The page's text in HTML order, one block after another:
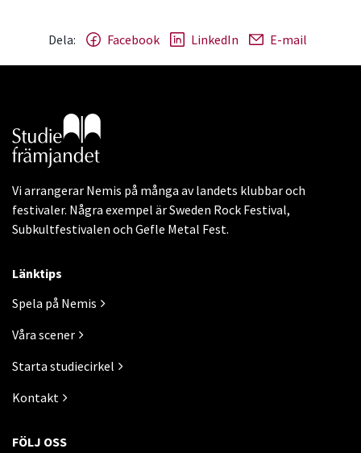
Dela: Facebook LinkedIn E-mail
Gå till studiefrämjandets startsida
Vi arrangerar Nemis på många av landets klubbar och
festivaler. Några exempel är Sweden Rock Festival,
Subkultfestivalen och Gefle Metal Fest.
Länktips
Spela på Nemis
Våra scener
Starta studiecirkel
Kontakt
FÖLJ OSS